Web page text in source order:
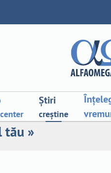
Știri
creștine
tău »